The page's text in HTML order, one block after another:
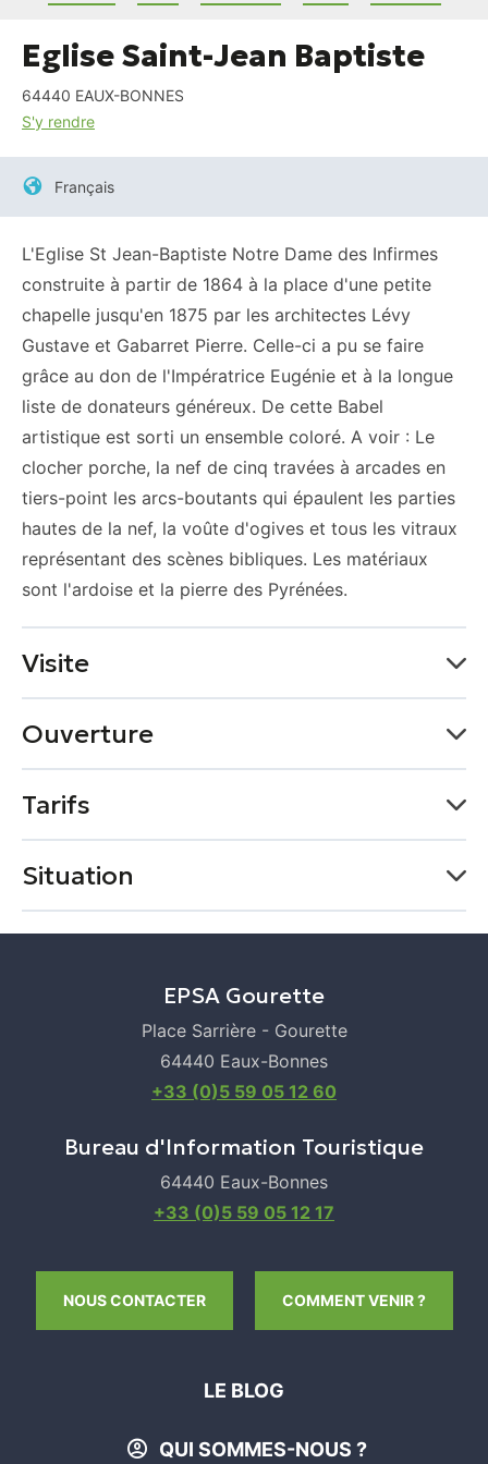
Eglise Saint-Jean Baptiste
64440 EAUX-BONNES
S'y rendre
Français
L'Eglise St Jean-Baptiste Notre Dame des Infirmes
construite à partir de 1864 à la place d'une petite
chapelle jusqu'en 1875 par les architectes Lévy
Gustave et Gabarret Pierre. Celle-ci a pu se faire
grâce au don de l'Impératrice Eugénie et à la longue
liste de donateurs généreux. De cette Babel
artistique est sorti un ensemble coloré. A voir : Le
clocher porche, la nef de cinq travées à arcades en
tiers-point les arcs-boutants qui épaulent les parties
hautes de la nef, la voûte d'ogives et tous les vitraux
représentant des scènes bibliques. Les matériaux
sont l'ardoise et la pierre des Pyrénées.
Visite
Durée moyenne de la visite groupe : 20 min
Ouverture
Du 01 janvier au 31 décembre
Lundi
Mercredi
Ouvert
Jeudi
Ouvert
Vendredi
Ouvert
Samedi
Ouvert
Tarifs
Situation
+
EPSA Gourette
Place Sarrière - Gourette
64440 Eaux-Bonnes
+33 (0)5 59 05 12 60
Bureau d'Information Touristique
64440 Eaux-Bonnes
+33 (0)5 59 05 12 17
NOUS CONTACTER COMMENT VENIR ?
LE BLOG
QUI SOMMES-NOUS ?